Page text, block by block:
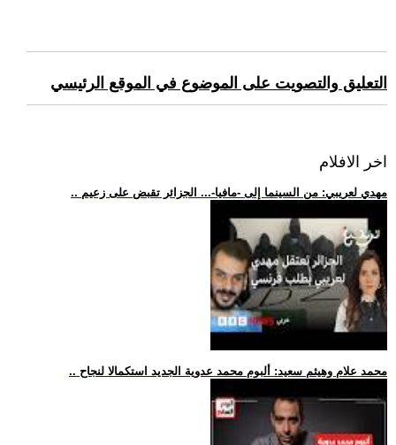
التعليق والتصويت على الموضوع في الموقع الرئيسي
اخر الافلام
.. مهدي لعريبي: من السينما إلى -مافيا-... الجزائر تقبض على زعيم
.. محمد علام وهيثم سعيد: ألبوم محمد عدوية الجديد استكمالا لنجاح